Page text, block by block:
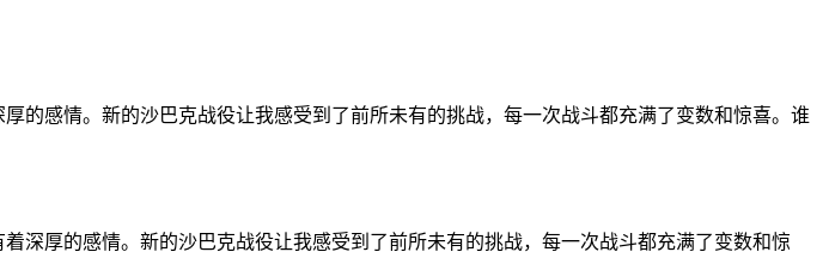
的感情。新的沙巴克战役让我感受到了前所未有的挑战，每一次战斗都充满了变数和惊喜。谁
深厚的感情。新的沙巴克战役让我感受到了前所未有的挑战，每一次战斗都充满了变数和惊